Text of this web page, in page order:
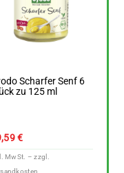
Scharfer Senf 6
zu 125 ml
€